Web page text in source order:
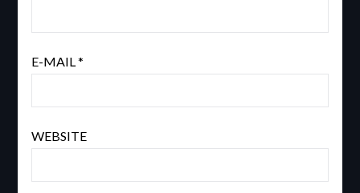
E-MAIL*
WEBSITE